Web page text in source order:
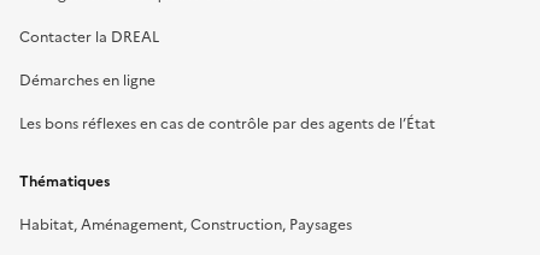
Contacter la DREAL
Démarches en ligne
Les bons réflexes en cas de contrôle par des agents de l’État
Thématiques
Habitat, Aménagement, Construction, Paysages